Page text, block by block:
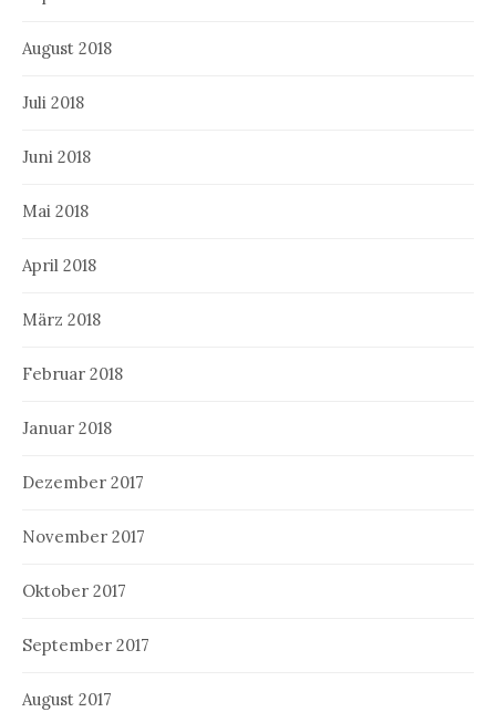
August 2018
Juli 2018
Juni 2018
Mai 2018
April 2018
März 2018
Februar 2018
Januar 2018
Dezember 2017
November 2017
Oktober 2017
September 2017
August 2017